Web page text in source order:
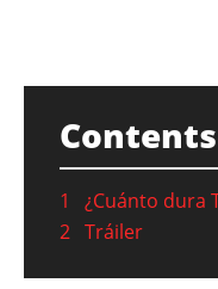
Contents
1
¿Cuánto dura
2 Tráiler